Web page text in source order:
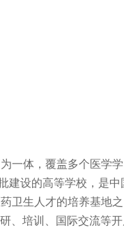
一体，覆盖多个医学学
建设的高等学校，是中
卫生人才的培养基地之
、培训、国际交流等